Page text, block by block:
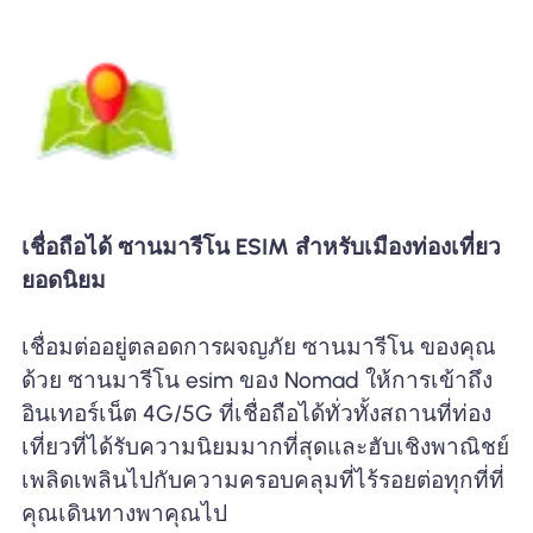
เชื่อถือได้ ซานมารีโน ESIM สำหรับเมืองท่องเที่ยว
ยอดนิยม
เชื่อมต่ออยู่ตลอดการผจญภัย ซานมารีโน ของคุณ
ด้วย ซานมารีโน esim ของ Nomad ให้การเข้าถึง
อินเทอร์เน็ต 4G/5G ที่เชื่อถือได้ทั่วทั้งสถานที่ท่อง
เที่ยวที่ได้รับความนิยมมากที่สุดและฮับเชิงพาณิชย์
เพลิดเพลินไปกับความครอบคลุมที่ไร้รอยต่อทุกที่ที่
คุณเดินทางพาคุณไป